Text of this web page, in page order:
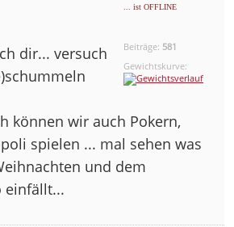
... ist OFFLINE
Beiträge: 581
Gewichtskurve:
dir... versuch
können wir auch Pokern,
spielen ... mal sehen was
und dem
einfällt...